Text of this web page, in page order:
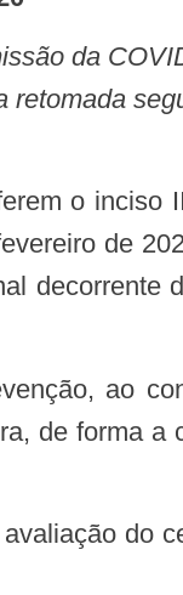
de
decorrente
de forma a